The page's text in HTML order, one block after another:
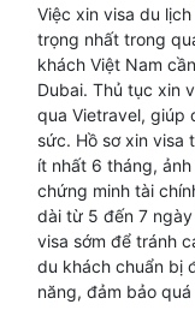
Việc xin visa du
trọng nhất trong
khách Việt Nam
Dubai. Thủ tục xin
qua Vietravel, giúp
sức. Hồ sơ xin visa
ít nhất 6 tháng,
chứng minh tài
dài từ 5 đến 7
visa sớm để tránh
du khách chuẩn bị
năng, đảm bảo